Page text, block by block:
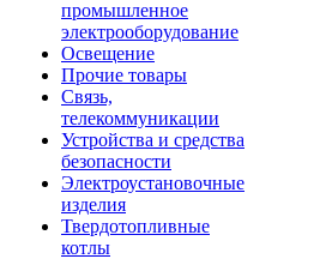
промышленное
электрооборудование
Освещение
Прочие товары
Связь,
телекоммуникации
Устройства и средства
безопасности
Электроустановочные
изделия
Твердотопливные
котлы